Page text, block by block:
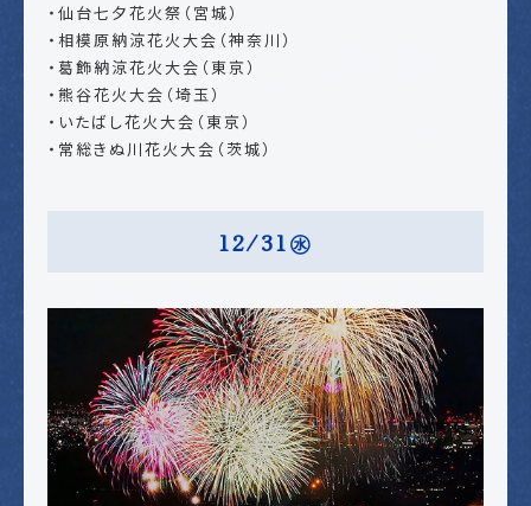
・仙台七夕花火祭（宮城）
・相模原納涼花火大会（神奈川）
・葛飾納涼花火大会（東京）
・熊谷花火大会（埼玉）
・いたばし花火大会（東京）
・常総きぬ川花火大会（茨城）
12/31㊌